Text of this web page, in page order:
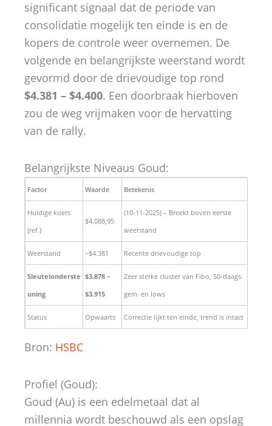
significant signaal dat de periode van
consolidatie mogelijk ten einde is en de
kopers de controle weer overnemen. De
volgende en belangrijkste weerstand wordt
gevormd door de drievoudige top rond
$4.381 – $4.400. Een doorbraak hierboven
zou de weg vrijmaken voor de hervatting
van de rally.
Belangrijkste Niveaus Goud:
Factor Waarde Betekenis
Huidige koers
(ref.)
$4.088,95
(10-11-2025) – Breekt boven eerste
weerstand
Weerstand ~$4.381 Recente drievoudige top
Sleutelonderste
uning
$3.878 –
$3.915
Zeer sterke cluster van Fibo, 50-daags
gem. en lows
Status Opwaarts Correctie lijkt ten einde, trend is intact
Bron: HSBC
Profiel (Goud):
Goud (Au) is een edelmetaal dat al
millennia wordt beschouwd als een opslag